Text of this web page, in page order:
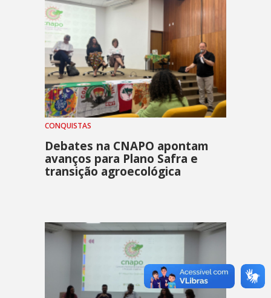
CONQUISTAS
Debates na CNAPO apontam
avanços para Plano Safra e
transição agroecológica